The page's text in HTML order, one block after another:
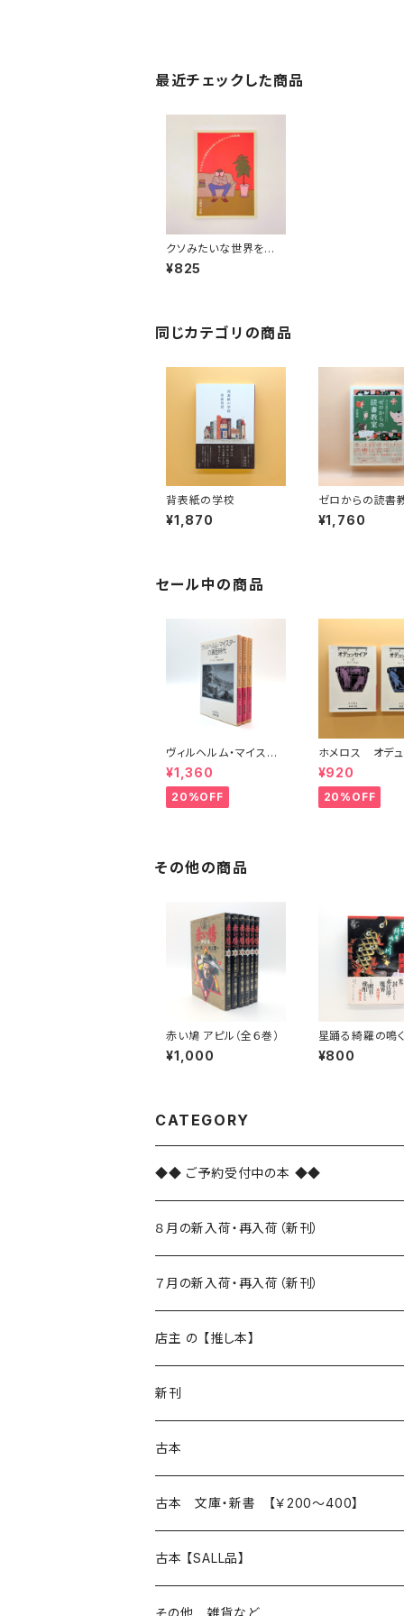
最近チェックした商品
クソみたいな世界を生
き抜くためのパンク的読
書
¥825
同じカテゴリの商品
背表紙の学校
¥1,870
ゼロからの読書
¥1,760
セール中の商品
ヴィルヘルム・マイスタ
ーの遍歴時代 (上)(中)
(下)（岩波文庫）
¥1,360
20%OFF
ホメロス オデュ
ア(上)(下) （岩波
¥920
20%OFF
その他の商品
赤い鳩 アピル（全６巻）
¥1,000
星踊る綺羅の鳴
¥800
CATEGORY
◆◆ ご予約受付中の本 ◆◆
８月の新入荷・再入荷（新刊）
新入荷
再入荷
７月の新入荷・再入荷（新刊）
新入荷
再入荷
店主 の 【推し本】
新刊
本 の あれこれ
読書のこと
本屋のこと
文芸
近代小説 エッセイ 戯曲（日本人作家）
現代小説 エッセイ 戯曲（日本人作家）
日々 の できこと
日常の 風景 群像
生き方 ライフスタイル
古本
本 の あれこれ
読書のこと
本屋のこと
日本文学
小説 エッセイ 戯曲（日本人作家）
海外文学
古本 文庫・新書 【￥200～400】
日本文学
小説 エッセイ 戯曲
海外文学
古本 【SALL品】
20％OFF
その他 雑貨など